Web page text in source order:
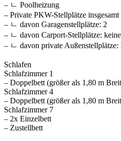
– ㄴ Poolheizung
– Private PKW-Stellplätze
– ㄴ davon Garagenstellplätze: 2
– ㄴ davon Carport-Stellplätze:
– ㄴ davon private Außen­stellplätze:
Schlafen
Schlafzimmer 1
– Doppelbett (größer als 1,80 m
Schlafzimmer 4
– Doppelbett (größer als 1,80 m
Schlafzimmer 7
– 2x Einzelbett
– Zustellbett